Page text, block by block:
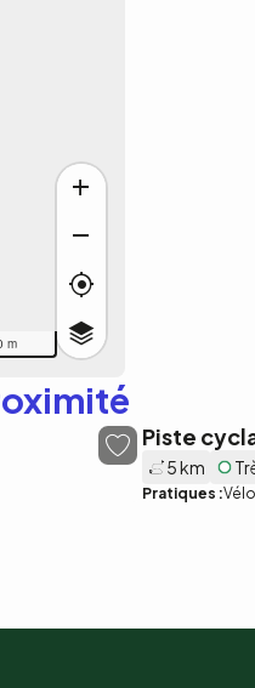
m
Piste
5 km
Pratiques :